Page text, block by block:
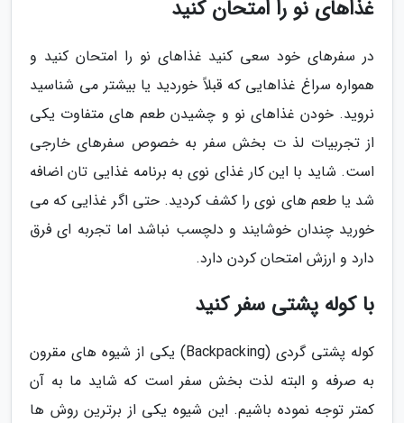
غذاهای نو را امتحان کنید
در سفرهای خود سعی کنید غذاهای نو را امتحان کنید و
همواره سراغ غذاهایی که قبلاً خوردید یا بیشتر می شناسید
نروید. خودن غذاهای نو و چشیدن طعم های متفاوت یکی
از تجربیات لذ ت بخش سفر به خصوص سفرهای خارجی
است. شاید با این کار غذای نوی به برنامه غذایی تان اضافه
شد یا طعم های نوی را کشف کردید. حتی اگر غذایی که می
خورید چندان خوشایند و دلچسب نباشد اما تجربه ای فرق
دارد و ارزش امتحان کردن دارد.
با کوله پشتی سفر کنید
کوله پشتی گردی (Backpacking) یکی از شیوه های مقرون
به صرفه و البته لذت بخش سفر است که شاید ما به آن
کمتر توجه نموده باشیم. این شیوه یکی از برترین روش ها